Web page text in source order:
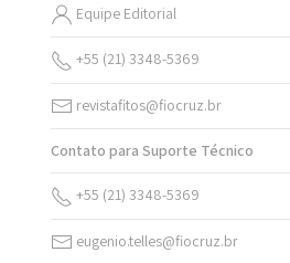
Equipe Editorial
+55 (21) 3348-5369
revistafitos@fiocruz.br
Contato para Suporte Técnico
+55 (21) 3348-5369
eugenio.telles@fiocruz.br